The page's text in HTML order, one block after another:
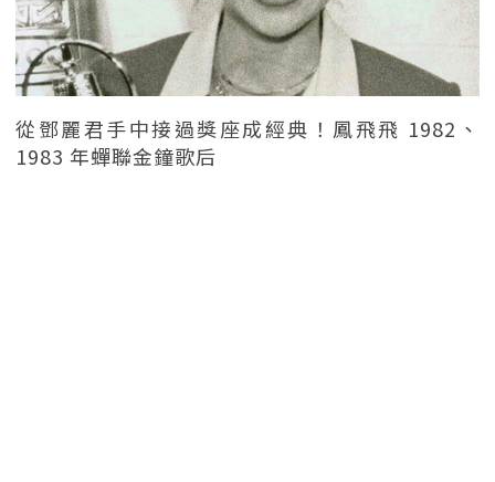
從鄧麗君手中接過獎座成經典！鳳飛飛 1982、
1983 年蟬聯金鐘歌后